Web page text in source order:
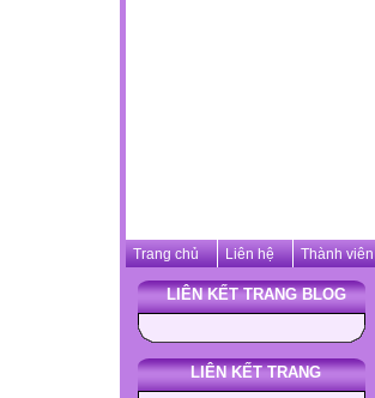
Trang chủ Liên hệ Thành viên
LIÊN KẾT TRANG BLOG
LIÊN KẾT TRANG